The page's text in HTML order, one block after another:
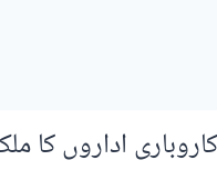
اداروں کا